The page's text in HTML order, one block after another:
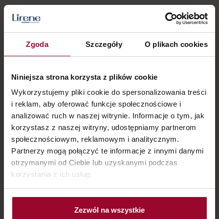
Zgoda Szczegóły O plikach cookies
Niniejsza strona korzysta z plików cookie
Wykorzystujemy pliki cookie do spersonalizowania treści
i reklam, aby oferować funkcje społecznościowe i
analizować ruch w naszej witrynie. Informacje o tym, jak
korzystasz z naszej witryny, udostępniamy partnerom
społecznościowym, reklamowym i analitycznym.
Partnerzy mogą połączyć te informacje z innymi danymi
otrzymanymi od Ciebie lub uzyskanymi podczas
korzystania z ich usług.
Zezwól na wszystkie
10E08275-01-01
PRODUCENT
Dr Irena Eris S.
ul. Armii
Piaseczno
Sposób użycia